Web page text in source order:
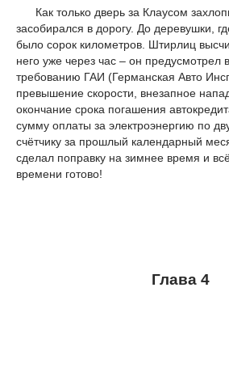
Как только дверь за Клаусом
засобирался в дорогу. До деревушки,
было сорок километров. Штирлиц
него уже через час – он предусмотрел
требованию ГАИ (Германская Авто
превышение скорости, внезапное
окончание срока погашения
сумму оплаты за электроэнергию по
счётчику за прошлый календарный
сделал поправку на зимнее время и
времени готово!
Глава 4